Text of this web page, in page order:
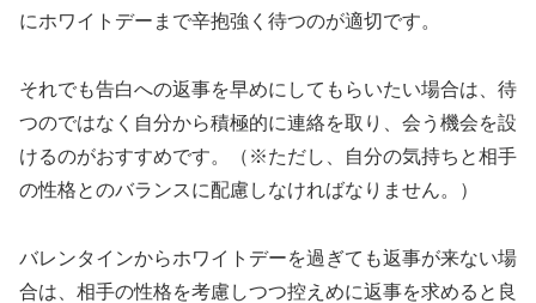
にホワイトデーまで辛抱強く待つのが適切です。
それでも告白への返事を早めにしてもらいたい場合は、待
つのではなく自分から積極的に連絡を取り、会う機会を設
けるのがおすすめです。（※ただし、自分の気持ちと相手
の性格とのバランスに配慮しなければなりません。）
バレンタインからホワイトデーを過ぎても返事が来ない場
合は、相手の性格を考慮しつつ控えめに返事を求めると良